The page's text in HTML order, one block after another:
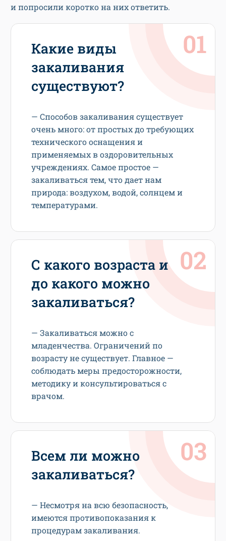
и попросили коротко на них ответить.
Какие виды
закаливания
существуют?
— Способов закаливания существует
очень много: от простых до требующих
технического оснащения и
применяемых в оздоровительных
учреждениях. Самое простое —
закаливаться тем, что дает нам
природа: воздухом, водой, солнцем и
температурами.
С какого возраста и
до какого можно
закаливаться?
— Закаливаться можно с
младенчества. Ограничений по
возрасту не существует. Главное —
соблюдать меры предосторожности,
методику и консультироваться с
врачом.
Всем ли можно
закаливаться?
— Несмотря на всю безопасность,
имеются противопоказания к
процедурам закаливания.